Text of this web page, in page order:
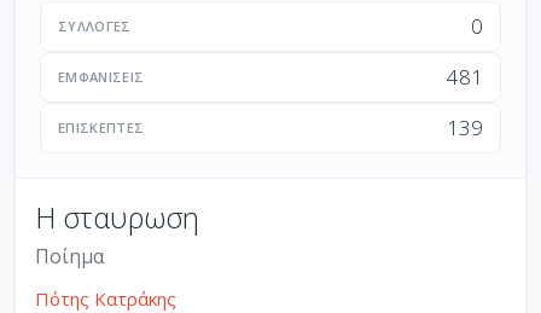
ΣΥΛΛΟΓΈΣ 0
ΕΜΦΑΝΊΣΕΙΣ 481
ΕΠΙΣΚΈΠΤΕΣ 139
Η σταυρωση
Ποίημα
Πότης Κατράκης